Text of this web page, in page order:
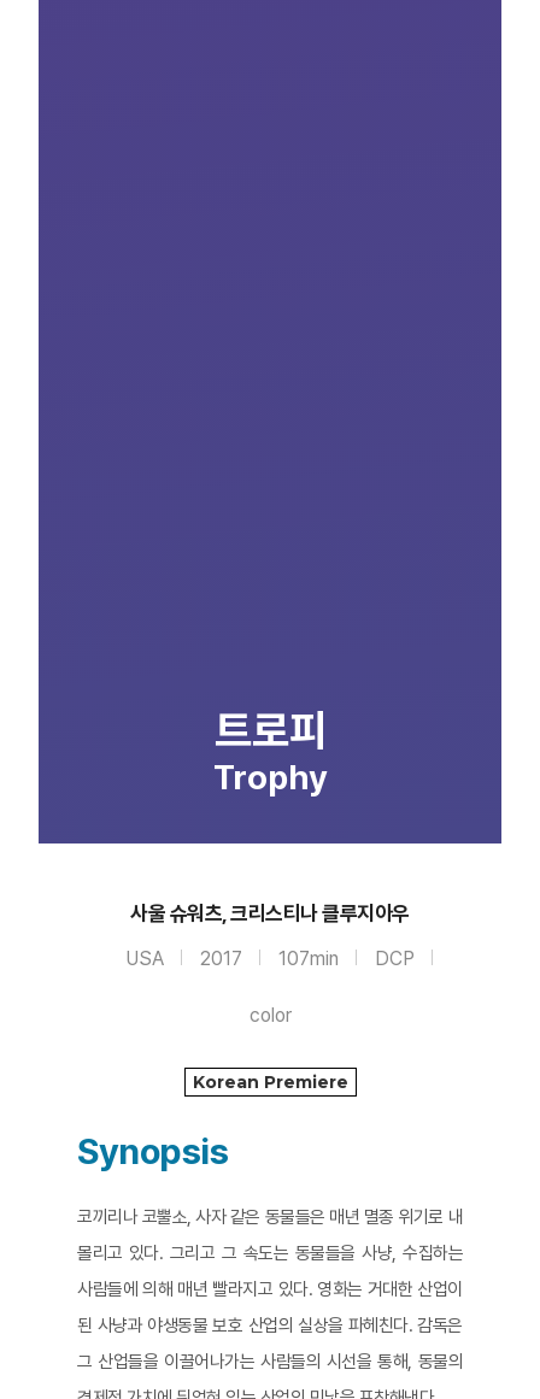
트로피
Trophy
사울 슈워츠, 크리스티나 클루지아우
USA 2017 107min DCP
color
Korean Premiere
Synopsis
코끼리나 코뿔소, 사자 같은 동물들은 매년 멸종 위기로 내
몰리고 있다. 그리고 그 속도는 동물들을 사냥, 수집하는
사람들에 의해 매년 빨라지고 있다. 영화는 거대한 산업이
된 사냥과 야생동물 보호 산업의 실상을 파헤친다. 감독은
그 산업들을 이끌어나가는 사람들의 시선을 통해, 동물의